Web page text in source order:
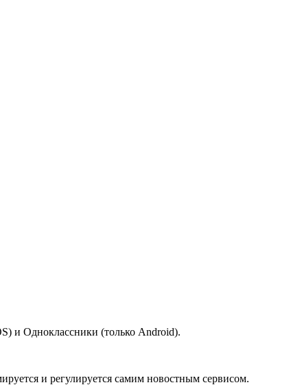
и Одноклассники (только Android).
и регулируется самим новостным сервисом.